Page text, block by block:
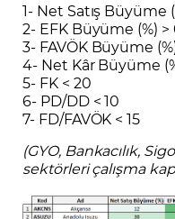
1- Net Satış Büyüme
2- EFK Büyüme (%) >
3- FAVÖK Büyüme
4- Net Kâr Büyüme
5- FK < 20
6- PD/DD < 10
7- FD/FAVÖK < 15
(GYO, Bankacılık,
sektörleri çalışma